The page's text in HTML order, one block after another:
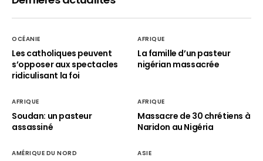
OCÉANIE
Les catholiques peuvent
s’opposer aux spectacles
ridiculisant la foi
AFRIQUE
La famille d’un pasteur
nigérian massacrée
AFRIQUE
Soudan: un pasteur
assassiné
AFRIQUE
Massacre de 30 chrétiens à
Naridon au Nigéria
AMÉRIQUE DU NORD ASIE